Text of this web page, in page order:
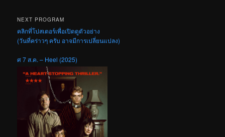
NEXT PROGRAM
คลิกที่โปสเตอร์เพื่อเปิดดูตัวอย่าง
(วันที่คร่าวๆ ครับ อาจมีการเปลี่ยนแปลง)
ศ 7 ส.ค. – Heel (2025)